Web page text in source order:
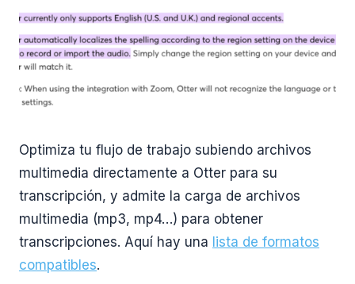
Optimiza tu flujo de trabajo subiendo archivos
multimedia directamente a Otter para su
transcripción, y admite la carga de archivos
multimedia (mp3, mp4…) para obtener
transcripciones. Aquí hay una lista de formatos
compatibles.